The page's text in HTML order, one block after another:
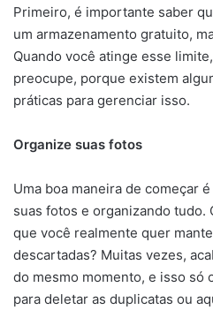
Primeiro, é importante saber
um armazenamento gratuito,
Quando você atinge esse
preocupe, porque existem
práticas para gerenciar isso.
Organize suas fotos
Uma boa maneira de começar
suas fotos e organizando tudo.
que você realmente quer
descartadas? Muitas vezes,
do mesmo momento, e isso só
para deletar as duplicatas ou